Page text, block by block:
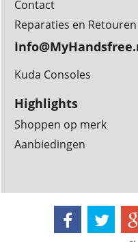
Contact
Reparaties en Retouren
Kuda Consoles
Highlights
Shoppen op merk
Aanbiedingen